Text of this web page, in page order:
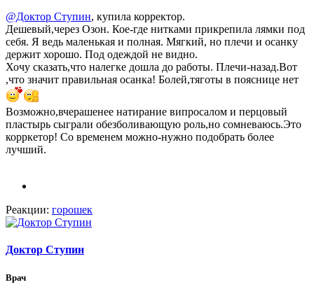
@Доктор Ступин, купила корректор.
Дешевый,через Озон. Кое-где нитками прикрепила лямки под
себя. Я ведь маленькая и полная. Мягкий, но плечи и осанку
держит хорошо. Под одеждой не видно.
Хочу сказать,что налегке дошла до работы. Плечи-назад.Вот
,что значит правильная осанка! Болей,тяготы в пояснице нет
Возможно,вчерашенее натирание випросалом и перцовый
пластырь сыграли обезболивающую роль,но сомневаюсь.Это
корркетор! Со временем можно-нужно подобрать более
лучший.
Реакции: горошек
Доктор Ступин
Врач